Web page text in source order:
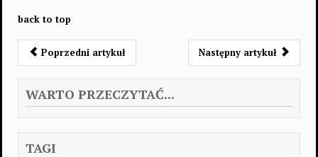
back to top
Poprzedni artykuł Następny artykuł
WARTO PRZECZYTAĆ...
TAGI